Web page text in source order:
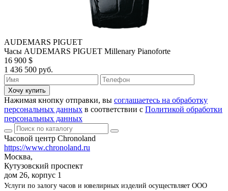
AUDEMARS PIGUET
Часы AUDEMARS PIGUET Millenary Pianoforte
16 900 $
1 436 500 руб.
Хочу купить
Нажимая кнопку отправки, вы соглашаетесь на обработку
персональных данных в соответствии с Политикой обработки
персональных данных
Часовой центр Chronoland
https://www.chronoland.ru
Москва,
Кутузовский проспект
дом 26, корпус 1
Услуги по залогу часов и ювелирных изделий осуществляет ООО